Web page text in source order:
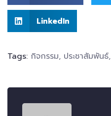
LinkedIn
Tags: กิจกรรม, ประชาสัมพันธ์,